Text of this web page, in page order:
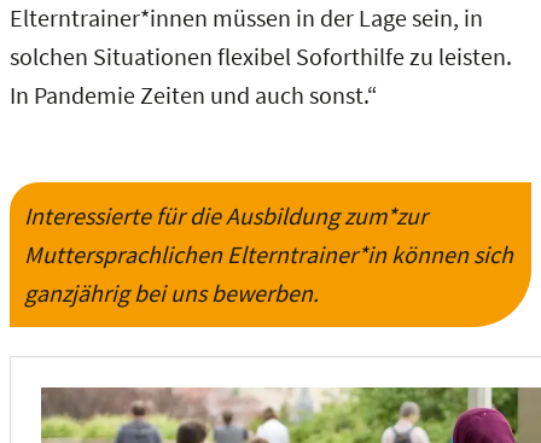
Elterntrainer*innen müssen in der Lage sein, in
solchen Situationen flexibel Soforthilfe zu leisten.
In Pandemie Zeiten und auch sonst.“
Interessierte für die Ausbildung zum*zur
Muttersprachlichen Elterntrainer*in können sich
ganzjährig bei uns bewerben.